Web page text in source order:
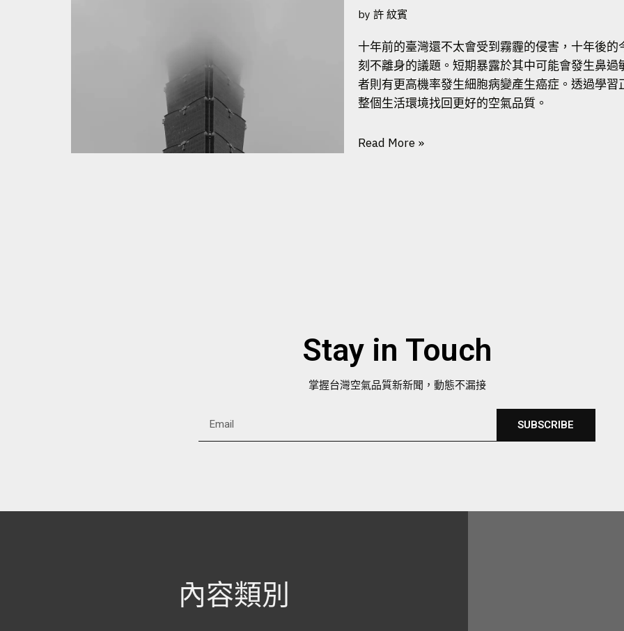
by 許 紋賓
十年前的臺灣還不太會受到霧霾的侵害，十年後
刻不離身的議題。短期暴露於其中可能會發生鼻
者則有更高機率發生細胞病變產生癌症。透過學
整個生活環境找回更好的空氣品質。
Read More »
Stay in Touch
掌握台灣空氣品質新新聞，動態不漏接
SUBSCRIBE
內容類別